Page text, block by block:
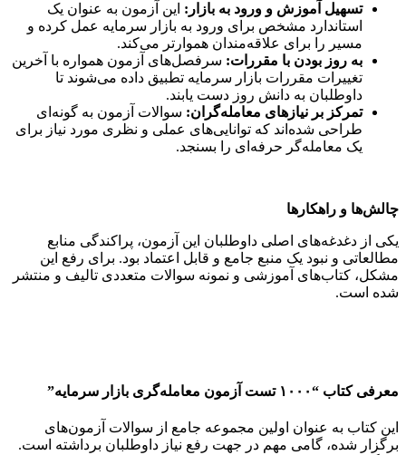
تسهیل آموزش و ورود به بازار: این آزمون به عنوان یک
استاندارد مشخص برای ورود به بازار سرمایه عمل کرده و
مسیر را برای علاقه‌مندان هموارتر می‌کند.
به روز بودن با مقررات: سرفصل‌های آزمون همواره با آخرین
تغییرات مقررات بازار سرمایه تطبیق داده می‌شوند تا
داوطلبان به دانش روز دست یابند.
تمرکز بر نیازهای معامله‌گران: سوالات آزمون به گونه‌ای
طراحی شده‌اند که توانایی‌های عملی و نظری مورد نیاز برای
یک معامله‌گر حرفه‌ای را بسنجد.
چالش‌ها و راهکارها
یکی از دغدغه‌های اصلی داوطلبان این آزمون، پراکندگی منابع
مطالعاتی و نبود یک منبع جامع و قابل اعتماد بود. برای رفع این
مشکل، کتاب‌های آموزشی و نمونه سوالات متعددی تالیف و منتشر
شده است.
معرفی کتاب “۱۰۰۰ تست آزمون معامله‌گری بازار سرمایه”
این کتاب به عنوان اولین مجموعه جامع از سوالات آزمون‌های
برگزار شده، گامی مهم در جهت رفع نیاز داوطلبان برداشته است.